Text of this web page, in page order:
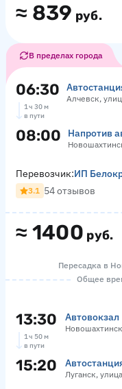
≈ 839 руб.
В пределах города
06:30 Алчевск,
1 ч 30 м
в пути
08:00 Напротив
≈ 1400 руб.
Перевозчик:ИП
3.1 54 отзывов
Пересадка в
Общее
13:30 Автовокзал
1 ч 50 м
в пути
15:20 Луганск,